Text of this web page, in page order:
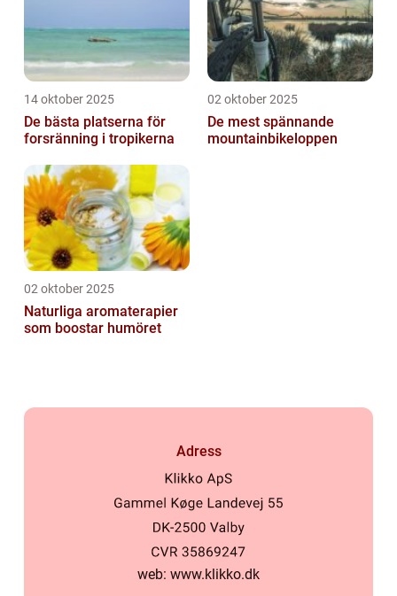
14 oktober 2025
De bästa platserna för
forsränning i tropikerna
02 oktober 2025
De mest spännande
mountainbikeloppen
02 oktober 2025
Naturliga aromaterapier
som boostar humöret
Adress
web: www.klikko.dk